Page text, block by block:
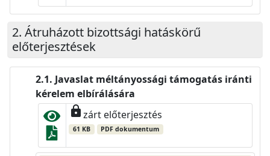
Átruházott bizottsági hatáskörű
előterjesztések
Javaslat méltányossági támogatás iránti
kérelem elbírálására
lockzárt előterjesztés
61 KB PDF dokumentum